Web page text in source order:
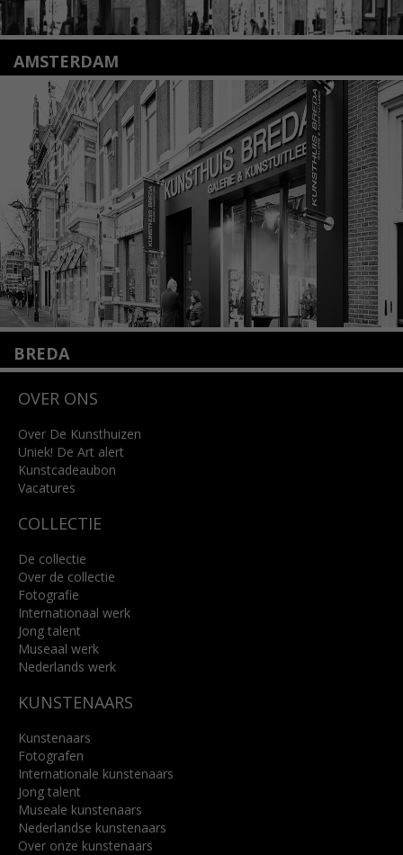
AMSTERDAM
Amstelveenseweg 135
1075 VX Amsterdam
+31 (0)20 2332546
info@kunsthuisamsterdam.nl
Lees meer
BREDA
4818 SB Breda
info@kunsthuisbreda.nl
Lees meer
OVER ONS
Over De Kunsthuizen
Uniek! De Art alert
Kunstcadeaubon
Vacatures
COLLECTIE
De collectie
Over de collectie
Fotografie
Internationaal werk
Jong talent
Museaal werk
Nederlands werk
KUNSTENAARS
Kunstenaars
Fotografen
Internationale kunstenaars
Jong talent
Museale kunstenaars
Nederlandse kunstenaars
Over onze kunstenaars